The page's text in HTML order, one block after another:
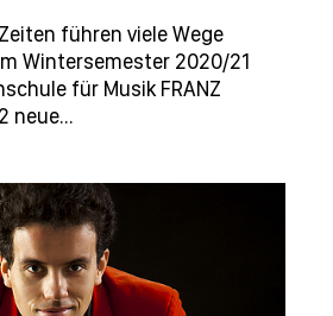
führen viele Wege
Wintersemester 2020/21
für Musik FRANZ
neue…